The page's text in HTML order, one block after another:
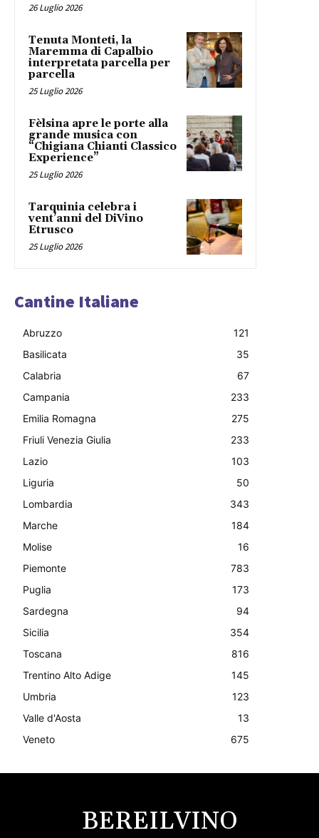
26 Luglio 2026
Tenuta Monteti, la
Maremma di Capalbio
interpretata parcella per
parcella
25 Luglio 2026
Fèlsina apre le porte alla
grande musica con
“Chigiana Chianti Classico
Experience”
25 Luglio 2026
Tarquinia celebra i
vent’anni del DiVino
Etrusco
25 Luglio 2026
Cantine Italiane
Abruzzo
121
Basilicata
35
Calabria
67
Campania
233
Emilia Romagna
275
Friuli Venezia Giulia
233
Lazio
103
Liguria
50
Lombardia
343
Marche
184
Molise
16
Piemonte
783
Puglia
173
Sardegna
94
Sicilia
354
Toscana
816
Trentino Alto Adige
145
Umbria
123
Valle d'Aosta
13
Veneto
675
BEREILVINO